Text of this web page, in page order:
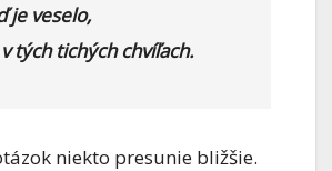
je veselo,
tých tichých chvíľach.
niekto presunie bližšie.